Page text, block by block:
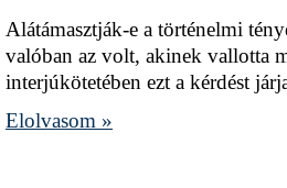
Alátámasztják-e a történelmi
valóban az volt, akinek vallotta
interjúkötetében ezt a kérdést
Elolvasom »